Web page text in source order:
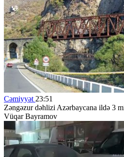
Cəmiyyət 23:51
Zəngəzur dəhlizi Azərbaycana ildə 3
Vüqar Bayramov